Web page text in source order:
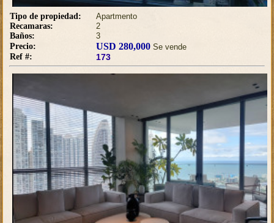
Tipo de propiedad:
Apartmento
Recamaras:
2
Baños:
3
Precio:
USD 280,000 Se vende
Ref #:
173